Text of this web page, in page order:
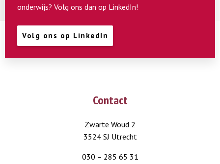
onderwijs? Volg ons dan op LinkedIn!
Volg ons op LinkedIn
Contact
Zwarte Woud 2
3524 SJ Utrecht
030 – 285 65 31